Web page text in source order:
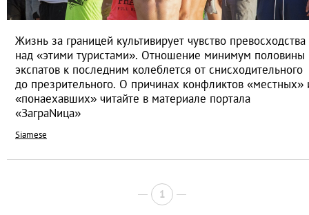
Жизнь за границей культивирует чувство превосходства
над «этими туристами». Отношение минимум половины
экспатов к последним колеблется от снисходительного
до презрительного. О причинах конфликтов «местных»
«понаехавших» читайте в материале портала
«ЗаграNица»
Siamese
1